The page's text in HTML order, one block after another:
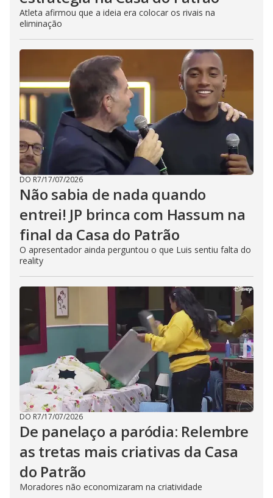
Atleta afirmou que a ideia era colocar os rivais na
eliminação
DO R7/17/07/2026
Não sabia de nada quando
entrei! JP brinca com Hassum na
final da Casa do Patrão
O apresentador ainda perguntou o que Luis sentiu falta do
reality
DO R7/17/07/2026
De panelaço a paródia: Relembre
as tretas mais criativas da Casa
do Patrão
Moradores não economizaram na criatividade